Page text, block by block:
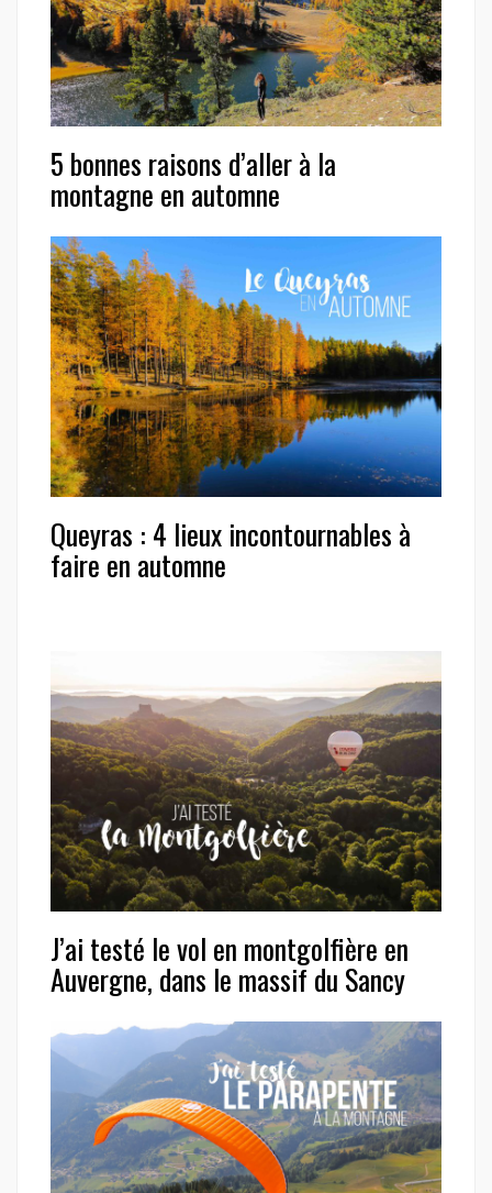
5 bonnes raisons d’aller à la
montagne en automne
Queyras : 4 lieux incontournables à
faire en automne
J’ai testé le vol en montgolfière en
Auvergne, dans le massif du Sancy